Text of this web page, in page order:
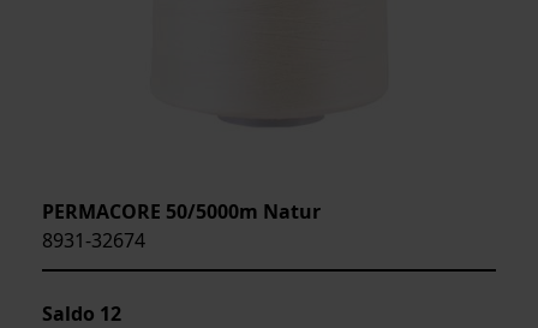
PERMACORE 50/5000m Natur
8931-32674
Saldo 12